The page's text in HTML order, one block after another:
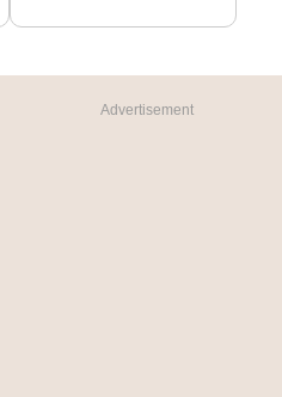
Advertisement